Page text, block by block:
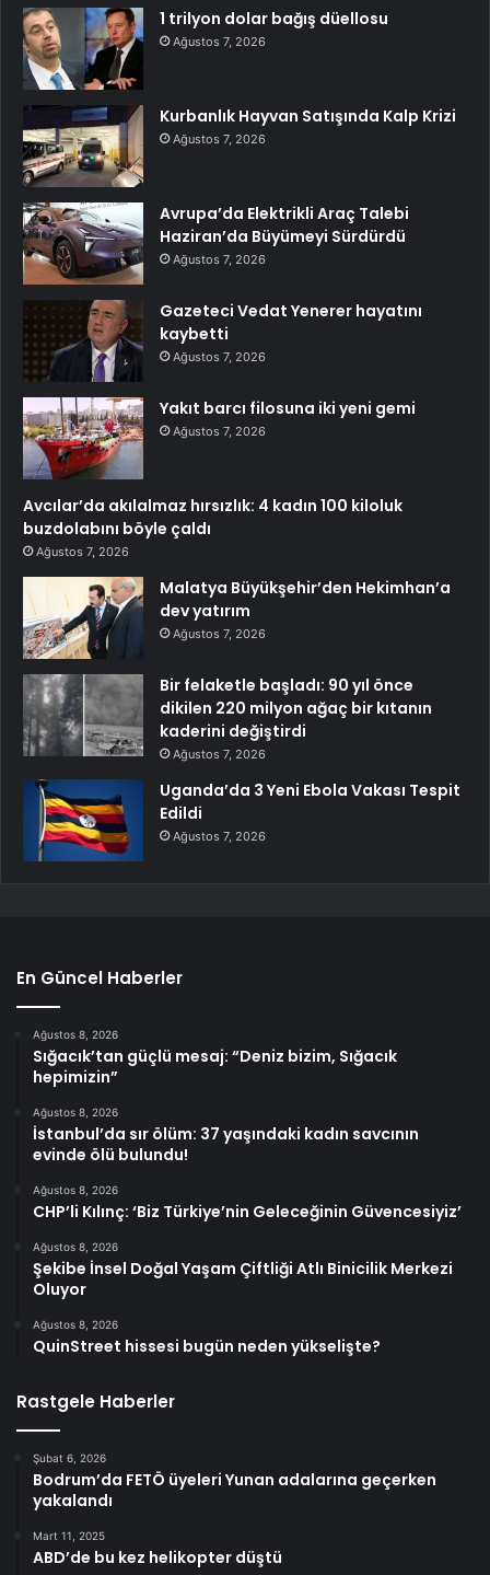
1 trilyon dolar bağış düellosu
Ağustos 7, 2026
Kurbanlık Hayvan Satışında Kalp Krizi
Ağustos 7, 2026
Avrupa’da Elektrikli Araç Talebi
Haziran’da Büyümeyi Sürdürdü
Ağustos 7, 2026
Gazeteci Vedat Yenerer hayatını
kaybetti
Ağustos 7, 2026
Yakıt barcı filosuna iki yeni gemi
Ağustos 7, 2026
Avcılar’da akılalmaz hırsızlık: 4 kadın 100 kiloluk
buzdolabını böyle çaldı
Ağustos 7, 2026
Malatya Büyükşehir’den Hekimhan’a
dev yatırım
Ağustos 7, 2026
Bir felaketle başladı: 90 yıl önce
dikilen 220 milyon ağaç bir kıtanın
kaderini değiştirdi
Ağustos 7, 2026
Uganda’da 3 Yeni Ebola Vakası Tespit
Edildi
Ağustos 7, 2026
En Güncel Haberler
Ağustos 8, 2026
Sığacık’tan güçlü mesaj: “Deniz bizim, Sığacık
hepimizin”
Ağustos 8, 2026
İstanbul’da sır ölüm: 37 yaşındaki kadın savcının
evinde ölü bulundu!
Ağustos 8, 2026
CHP’li Kılınç: ‘Biz Türkiye’nin Geleceğinin Güvencesiyiz’
Ağustos 8, 2026
Şekibe İnsel Doğal Yaşam Çiftliği Atlı Binicilik Merkezi
Oluyor
Ağustos 8, 2026
QuinStreet hissesi bugün neden yükselişte?
Rastgele Haberler
Şubat 6, 2026
Bodrum’da FETÖ üyeleri Yunan adalarına geçerken
yakalandı
Mart 11, 2025
ABD’de bu kez helikopter düştü